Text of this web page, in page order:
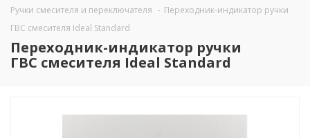
Ручки смесителя и переключателя - Переходник-индикатор ручки
ГВС смесителя Ideal Standard
Переходник-индикатор ручки
ГВС смесителя Ideal Standard